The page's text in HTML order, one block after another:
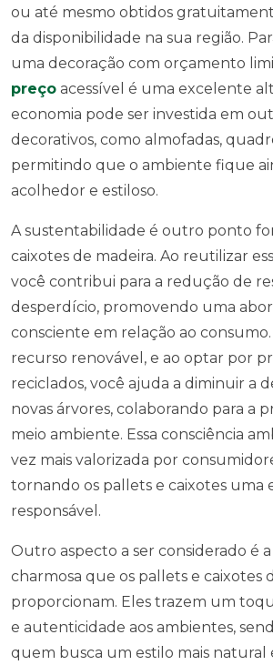
ou até mesmo obtidos
da disponibilidade na sua região.
uma decoração com orçamento
preço acessível é uma excelente
economia pode ser investida em
decorativos, como almofadas,
permitindo que o ambiente fique
acolhedor e estiloso.
A sustentabilidade é outro ponto
caixotes de madeira. Ao reutilizar
você contribui para a redução de
desperdício, promovendo uma
consciente em relação ao
recurso renovável, e ao optar por
reciclados, você ajuda a diminuir a
novas árvores, colaborando para a
meio ambiente. Essa consciência
vez mais valorizada por
tornando os pallets e caixotes uma
responsável.
Outro aspecto a ser considerado é
charmosa que os pallets e caixotes
proporcionam. Eles trazem um
e autenticidade aos ambientes,
quem busca um estilo mais natural